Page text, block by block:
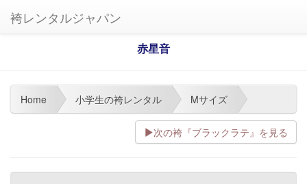
袴レンタルジャパン
赤星音
Home 小学生の袴レンタル Mサイズ
次の袴『ブラックラテ』を見る